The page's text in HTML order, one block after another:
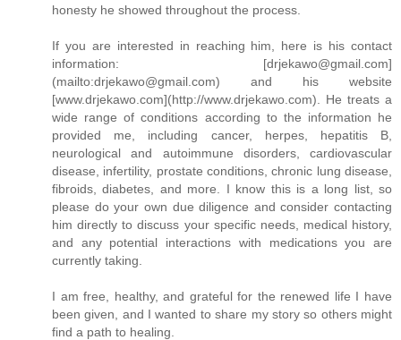
honesty he showed throughout the process.
If you are interested in reaching him, here is his contact
information: [drjekawo@gmail.com]
(mailto:drjekawo@gmail.com) and his website
[www.drjekawo.com](http://www.drjekawo.com). He treats a
wide range of conditions according to the information he
provided me, including cancer, herpes, hepatitis B,
neurological and autoimmune disorders, cardiovascular
disease, infertility, prostate conditions, chronic lung disease,
fibroids, diabetes, and more. I know this is a long list, so
please do your own due diligence and consider contacting
him directly to discuss your specific needs, medical history,
and any potential interactions with medications you are
currently taking.
I am free, healthy, and grateful for the renewed life I have
been given, and I wanted to share my story so others might
find a path to healing.